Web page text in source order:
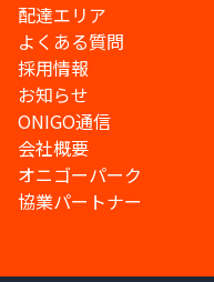
配達エリア
よくある質問
採用情報
お知らせ
ONIGO通信
会社概要
オニゴーパーク
協業パートナー